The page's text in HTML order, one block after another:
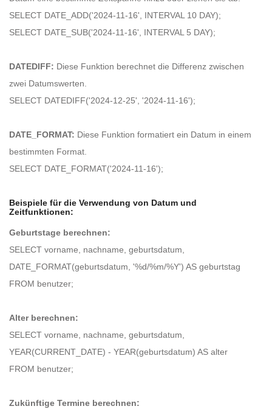
SELECT DATE_ADD('2024-11-16', INTERVAL 10 DAY);
SELECT DATE_SUB('2024-11-16', INTERVAL 5 DAY);
DATEDIFF: Diese Funktion berechnet die Differenz zwischen
zwei Datumswerten.
SELECT DATEDIFF('2024-12-25', '2024-11-16');
DATE_FORMAT: Diese Funktion formatiert ein Datum in einem
bestimmten Format.
SELECT DATE_FORMAT('2024-11-16');
Beispiele für die Verwendung von Datum und
Zeitfunktionen:
Geburtstage berechnen:
SELECT vorname, nachname, geburtsdatum,
DATE_FORMAT(geburtsdatum, '%d/%m/%Y') AS geburtstag
FROM benutzer;
Alter berechnen:
SELECT vorname, nachname, geburtsdatum,
YEAR(CURRENT_DATE) - YEAR(geburtsdatum) AS alter
FROM benutzer;
Zukünftige Termine berechnen: